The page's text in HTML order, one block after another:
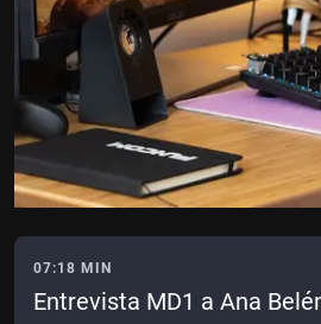
07:18 MIN
Entrevista MD1 a Ana